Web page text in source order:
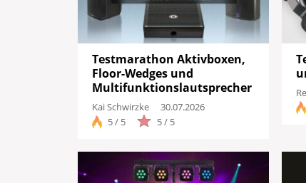
Testmarathon Aktivboxen,
Floor-Wedges und
Multifunktionslautsprecher
Kai Schwirzke
30.07.2026
5 / 5
5 / 5